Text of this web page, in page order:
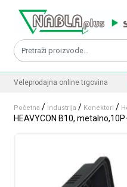
Pretraži:
Veleprodajna online trgovina
Početna / Industrija / Konektori /
HEAVYCON B10,